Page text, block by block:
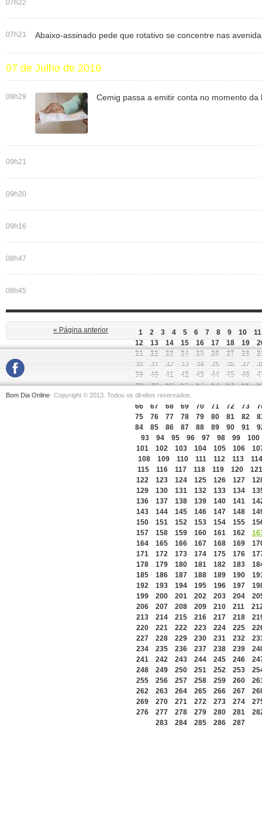
07h22
07h21 Abaixo-assinado pede que rotativo se concentre nas
07 de Julho de 2016
09h29 Cemig passa a emitir conta no momento da
09h21
09h20
09h16
08h47
08h45
« Página anterior 1 2 3 4 5 6 7 8 9 10
11
12
13 14 15 16 17 18 19
21
22 23 24 25 26 27 28
30
31 32 33 34 35 36 37
39
40 41 42 43 44 45 46
48
49 50 51 52 53 54 55
57
58 59 60
66
67 68 69 70 71 72 73
75
76 77 78 79 80 81 82
84
85 86 87 88 89 90 91
93
94 95 96 97 98 99
100
101
102 103 104 105 106
108
109 110 111 112 113
114
115
116 117 118 119 120
121
122
123 124 125 126 127
129
130 131 132 133 134
136
137 138 139 140 141
143
144 145 146 147 148
150
151 152 153 154 155
157
158 159 160 161 162
164
165 166 167 168 169
171
172 173 174 175 176
178
179 180 181 182 183
185
186 187 188 189 190
192
193 194 195 196 197
199
200 201 202 203 204
206
207 208 209 210 211
213
214 215 216 217 218
220
221 222 223 224 225
227
228 229 230 231 232
234
235 236 237 238 239
241
242 243 244 245 246
248
249 250 251 252 253
255
256 257 258 259 260
262
263 264 265 266 267
269
270 271 272 273 274
276
277 278 279 280 281
283
284 285 286 287
Bom Dia Online- Copyright © 2013. Todos os direitos reservados.